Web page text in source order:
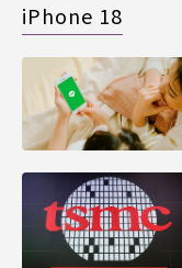
iPhone 18